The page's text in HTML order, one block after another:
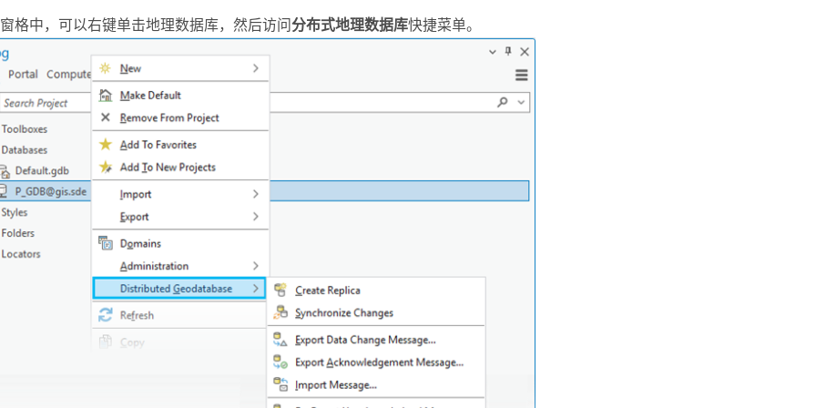
窗格中，可以右键单击地理数据库，然后访问分布式地理数据库快捷菜单。